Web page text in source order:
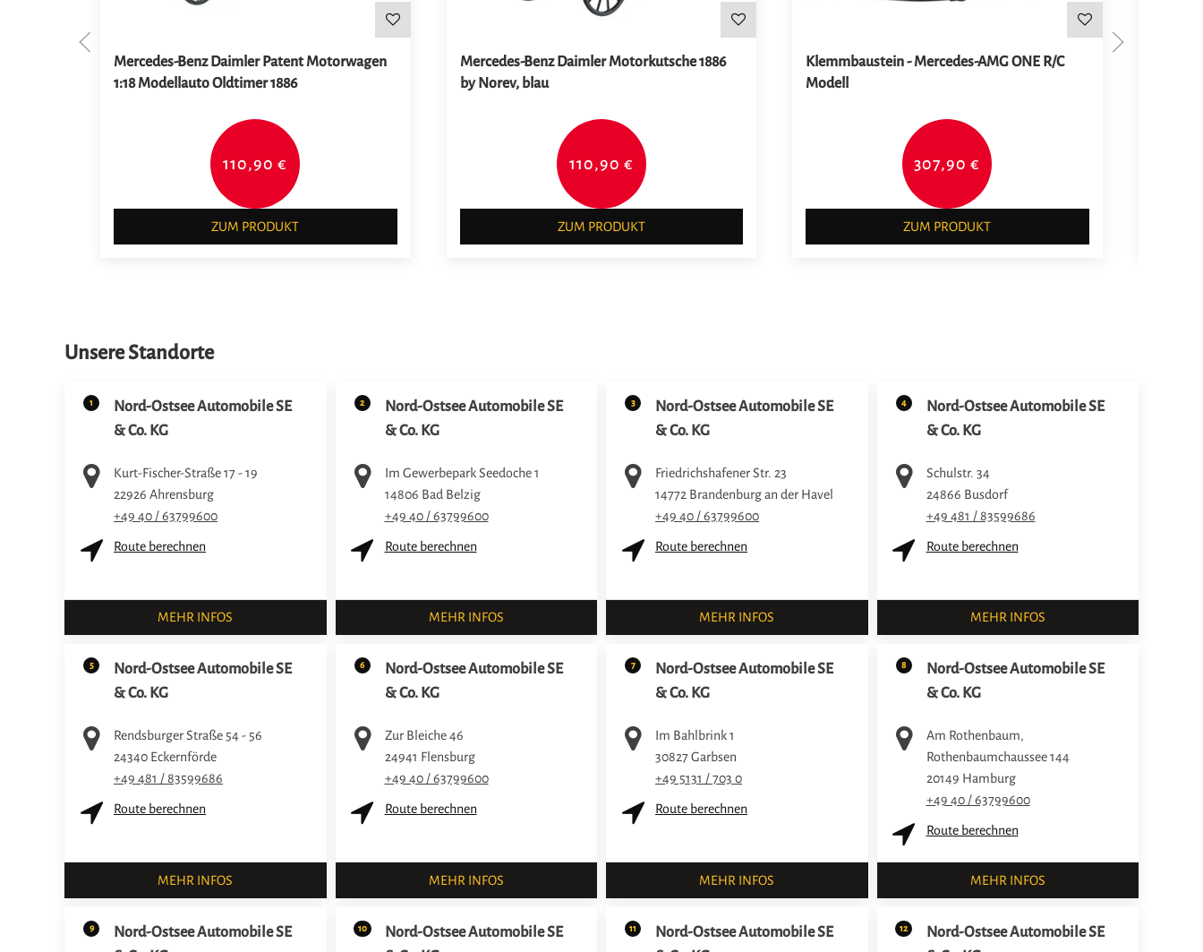
Mercedes-Benz Daimler Patent Motorwagen
1:18 Modellauto Oldtimer 1886
110,90 €
ZUM PRODUKT
Mercedes-Benz Daimler Motorkutsche 1886
by Norev, blau
110,90 €
ZUM PRODUKT
Klemmbaustein - Mercedes-AMG ONE R/C
Modell
307,90 €
ZUM PRODUKT
Unsere Standorte
1
Nord-Ostsee Automobile SE
& Co. KG
Kurt-Fischer-Straße 17 - 19
22926 Ahrensburg
+49 40 / 63799600
Route berechnen
MEHR INFOS
2
Nord-Ostsee Automobile SE
& Co. KG
Im Gewerbepark Seedoche 1
14806 Bad Belzig
+49 40 / 63799600
Route berechnen
MEHR INFOS
3
Nord-Ostsee Automobile SE
& Co. KG
Friedrichshafener Str. 23
14772 Brandenburg an der Havel
+49 40 / 63799600
Route berechnen
MEHR INFOS
4
Nord-Ostsee Automobile SE
& Co. KG
Schulstr. 34
24866 Busdorf
+49 481 / 83599686
Route berechnen
MEHR INFOS
5
Nord-Ostsee Automobile SE
& Co. KG
Rendsburger Straße 54 - 56
24340 Eckernförde
+49 481 / 83599686
Route berechnen
MEHR INFOS
6
Nord-Ostsee Automobile SE
& Co. KG
Zur Bleiche 46
24941 Flensburg
+49 40 / 63799600
Route berechnen
MEHR INFOS
7
Nord-Ostsee Automobile SE
& Co. KG
Im Bahlbrink 1
30827Garbsen
+49 5131 / 703 0
Route berechnen
MEHR INFOS
8
Nord-Ostsee Automobile SE
& Co. KG
Am Rothenbaum,
Rothenbaumchaussee 144
20149 Hamburg
+49 40 / 63799600
Route berechnen
MEHR INFOS
9
Nord-Ostsee Automobile SE
10
Nord-Ostsee Automobile SE
11
Nord-Ostsee Automobile SE
12
Nord-Ostsee Automobile SE